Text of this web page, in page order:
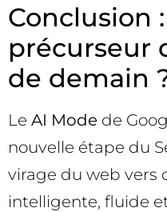
Conclusion
précurseur
de demain
Le AI Mode de
nouvelle étape du
virage du web vers
intelligente, fluide